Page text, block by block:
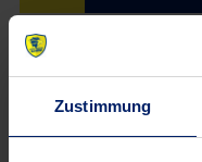
Zustimmung
Status
Größe in cm